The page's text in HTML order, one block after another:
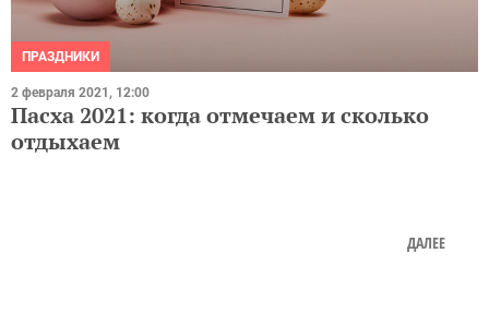
ПРАЗДНИКИ
Пасха 2021: когда отмечаем и сколько
отдыхаем